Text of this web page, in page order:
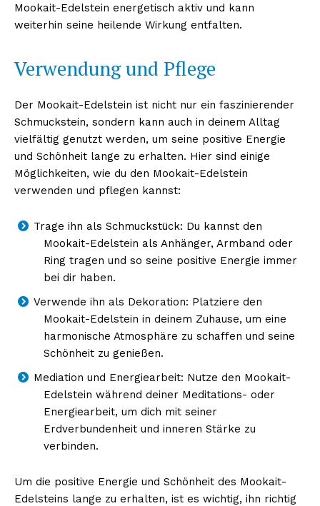
Mookait-Edelstein energetisch aktiv und kann
weiterhin seine heilende Wirkung entfalten.
Verwendung und Pflege
Der Mookait-Edelstein ist nicht nur ein faszinierender
Schmuckstein, sondern kann auch in deinem Alltag
vielfältig genutzt werden, um seine positive Energie
und Schönheit lange zu erhalten. Hier sind einige
Möglichkeiten, wie du den Mookait-Edelstein
verwenden und pflegen kannst:
Trage ihn als Schmuckstück: Du kannst den
Mookait-Edelstein als Anhänger, Armband oder
Ring tragen und so seine positive Energie immer
bei dir haben.
Verwende ihn als Dekoration: Platziere den
Mookait-Edelstein in deinem Zuhause, um eine
harmonische Atmosphäre zu schaffen und seine
Schönheit zu genießen.
Mediation und Energiearbeit: Nutze den Mookait-
Edelstein während deiner Meditations- oder
Energiearbeit, um dich mit seiner
Erdverbundenheit und inneren Stärke zu
verbinden.
Um die positive Energie und Schönheit des Mookait-
Edelsteins lange zu erhalten, ist es wichtig, ihn richtig